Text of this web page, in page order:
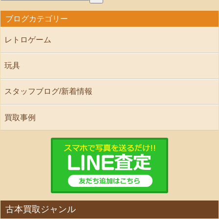
ブログカテゴリー
レトロゲーム
玩具
スタッフブログ/新着情報
買取事例
古本買取ジャンル